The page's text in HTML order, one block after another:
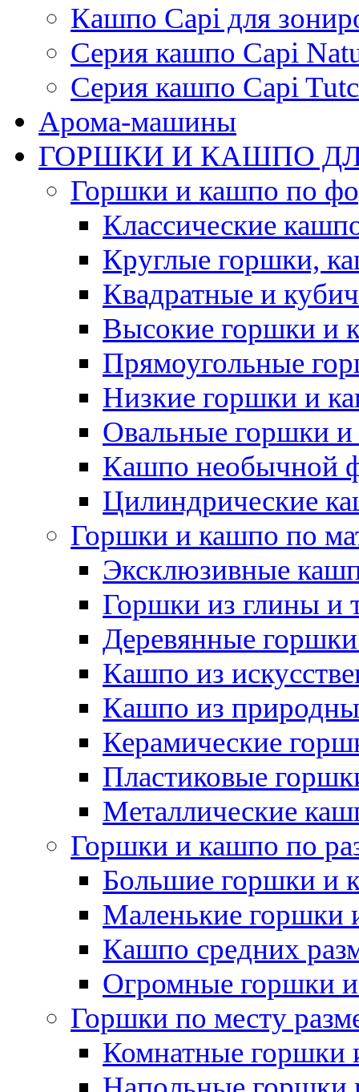
Кашпо Capi для
Серия кашпо Capi
Серия кашпо Capi
Арома-машины
ГОРШКИ И КАШПО
Горшки и кашпо по
Классические
Круглые горшки,
Квадратные и
Высокие горшки и
Прямоугольные
Низкие горшки и
Овальные горшки
Кашпо необычной
Цилиндрические
Горшки и кашпо по
Эксклюзивные
Горшки из глины и
Деревянные
Кашпо из
Кашпо из
Керамические
Пластиковые
Металлические
Горшки и кашпо по
Большие горшки и
Маленькие горшки
Кашпо средних
Огромные горшки
Горшки по месту
Комнатные горшки